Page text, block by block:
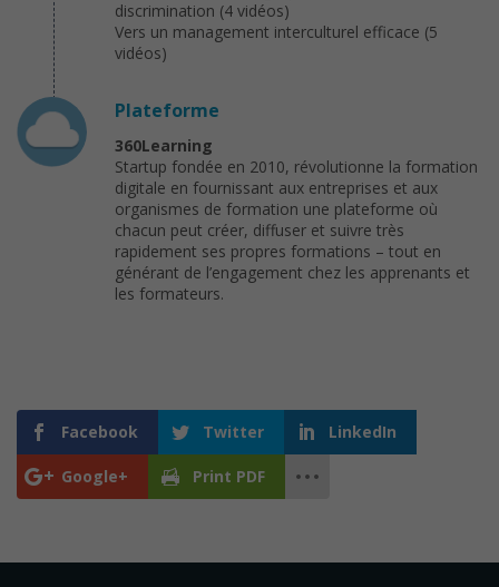
discrimination (4 vidéos)
Vers un management interculturel efficace (5
vidéos)
Plateforme
360Learning
Startup fondée en 2010, révolutionne la formation
digitale en fournissant aux entreprises et aux
organismes de formation une plateforme où
chacun peut créer, diffuser et suivre très
rapidement ses propres formations – tout en
générant de l’engagement chez les apprenants et
les formateurs.
Facebook Twitter LinkedIn
Google+ Print PDF